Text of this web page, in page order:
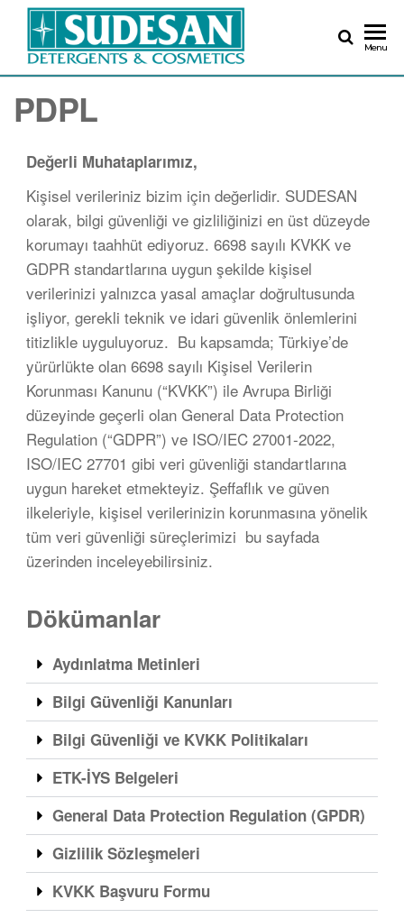
Menu
PDPL
Değerli Muhataplarımız,
Kişisel verileriniz bizim için değerlidir. SUDESAN
olarak, bilgi güvenliği ve gizliliğinizi en üst düzeyde
korumayı taahhüt ediyoruz. 6698 sayılı KVKK ve
GDPR standartlarına uygun şekilde kişisel
verilerinizi yalnızca yasal amaçlar doğrultusunda
işliyor, gerekli teknik ve idari güvenlik önlemlerini
titizlikle uyguluyoruz. Bu kapsamda; Türkiye’de
yürürlükte olan 6698 sayılı Kişisel Verilerin
Korunması Kanunu (“KVKK”) ile Avrupa Birliği
düzeyinde geçerli olan General Data Protection
Regulation (“GDPR”) ve ISO/IEC 27001-2022,
ISO/IEC 27701 gibi veri güvenliği standartlarına
uygun hareket etmekteyiz. Şeffaflık ve güven
ilkeleriyle, kişisel verilerinizin korunmasına yönelik
tüm veri güvenliği süreçlerimizi bu sayfada
üzerinden inceleyebilirsiniz.
Dökümanlar
Aydınlatma Metinleri
Bilgi Güvenliği Kanunları
Bilgi Güvenliği ve KVKK Politikaları
ETK-İYS Belgeleri
General Data Protection Regulation (GPDR)
Gizlilik Sözleşmeleri
KVKK Başvuru Formu